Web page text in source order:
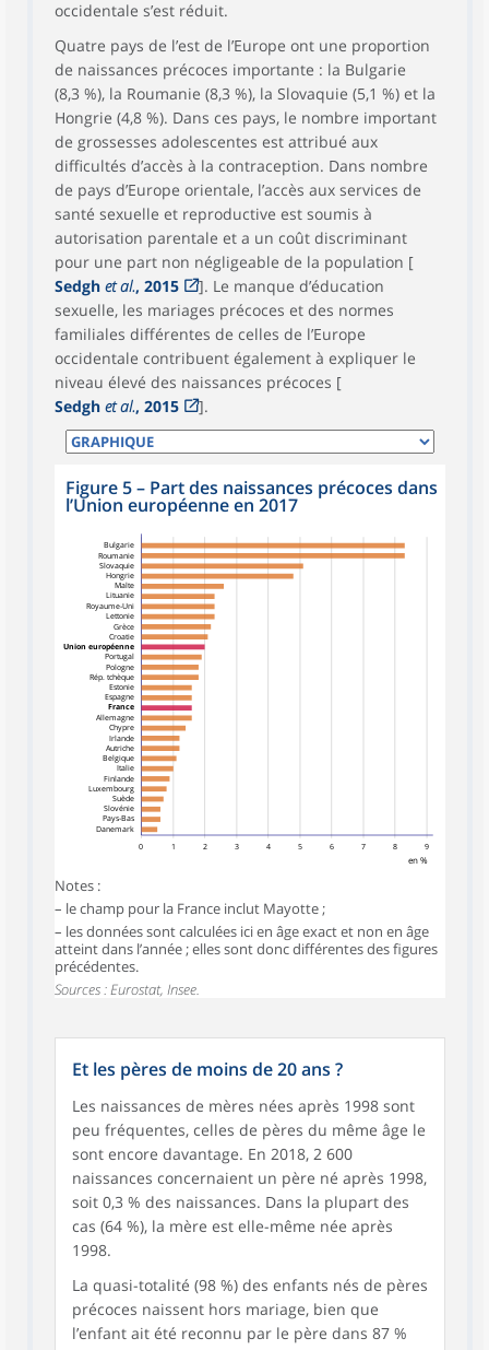
occidentale s’est réduit.
Quatre pays de l’est de l’Europe ont une proportion
de naissances précoces importante : la Bulgarie
(8,3 %), la Roumanie (8,3 %), la Slovaquie (5,1 %) et la
Hongrie (4,8 %). Dans ces pays, le nombre important
de grossesses adolescentes est attribué aux
difficultés d’accès à la contraception. Dans nombre
de pays d’Europe orientale, l’accès aux services de
santé sexuelle et reproductive est soumis à
autorisation parentale et a un coût discriminant
pour une part non négligeable de la population [
Sedgh et al., 2015
]. Le manque d’éducation
sexuelle, les mariages précoces et des normes
familiales différentes de celles de l’Europe
occidentale contribuent également à expliquer le
niveau élevé des naissances précoces [
Sedgh et al., 2015 ].
Figure 5 – Part des naissances précoces dans
l’Union européenne en 2017
0 1 2 3 4 5 6 7 8 9
en %
Bulgarie
Roumanie
Slovaquie
Hongrie
Malte
Lituanie
Royaume-Uni
Lettonie
Grèce
Croatie
Union européenne
Portugal
Pologne
Rép. tchèque
Estonie
Espagne
France
Allemagne
Chypre
Irlande
Autriche
Belgique
Italie
Finlande
Luxembourg
Suède
Slovénie
Pays-Bas
Danemark
Notes :
– le champ pour la France inclut Mayotte ;
– les données sont calculées ici en âge exact et non en âge
atteint dans l’année ; elles sont donc différentes des figures
précédentes.
Sources : Eurostat, Insee.
Et les pères de moins de 20 ans ?
Les naissances de mères nées après 1998 sont
peu fréquentes, celles de pères du même âge le
sont encore davantage. En 2018, 2 600
naissances concernaient un père né après 1998,
soit 0,3 % des naissances. Dans la plupart des
cas (64 %), la mère est elle-même née après
1998.
La quasi-totalité (98 %) des enfants nés de pères
précoces naissent hors mariage, bien que
l’enfant ait été reconnu par le père dans 87 %